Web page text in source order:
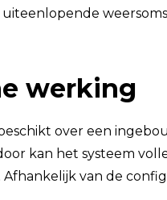
werking
over een
kan het systeem
van de